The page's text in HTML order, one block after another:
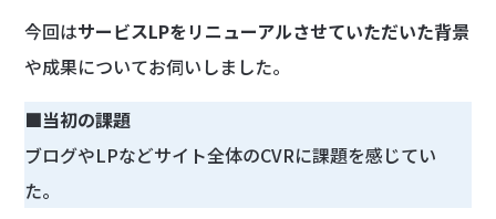
今回はサービスLPをリニューアルさせていただいた背景
や成果についてお伺いしました。
■当初の課題
ブログやLPなどサイト全体のCVRに課題を感じてい
た。